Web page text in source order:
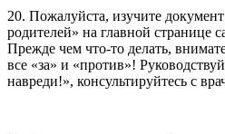
20. Пожалуйста, изучите
родителей» на главной странице
Прежде чем что-то делать,
все «за» и «против»!
навреди!», консультируйтесь с